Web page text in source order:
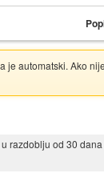
je automatski. Ako
razdoblju od 30